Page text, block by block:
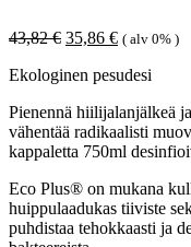
43,82€ Alkuperäinen
oli:
35,86 €Nykyinen
on:
( alv 0% )
Ekologinen pesudesi
Pienennä hiilijalanjälkeä
vähentää radikaalisti
kappaletta 750ml
Eco Plus® on mukana
huippulaadukas tiiviste
puhdistaa tehokkaasti ja